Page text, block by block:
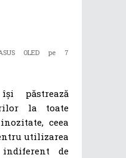
OLED pe 7
păstrează
la toate
ceea
utilizarea
de